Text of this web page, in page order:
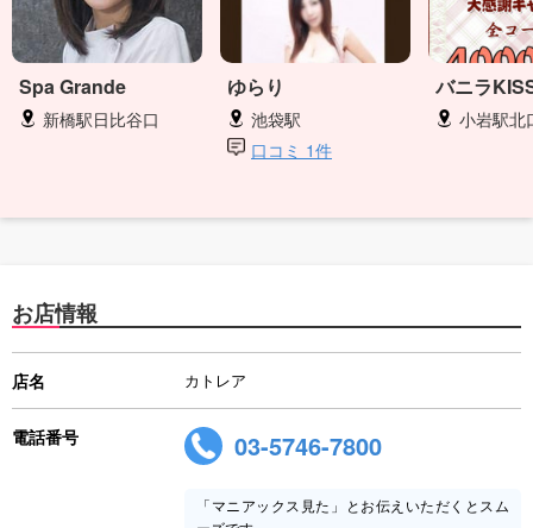
Spa Grande
新橋駅日比谷口
ゆらり
池袋駅
口コミ 1件
バニラ
小岩駅北
お店情報
店名 カトレア
電話番号 03-5746-7800
「マニアックス見た」とお伝えいただくとスム